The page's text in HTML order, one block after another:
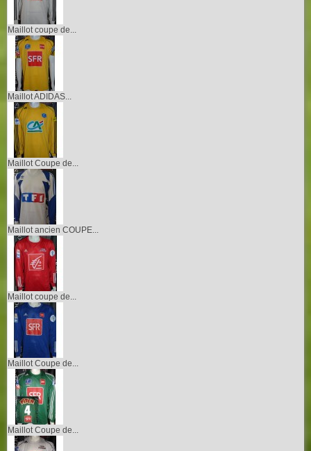
Maillot coupe de...
Maillot ADIDAS...
Maillot Coupe de...
Maillot ancien COUPE...
Maillot coupe de...
Maillot Coupe de...
Maillot Coupe de...